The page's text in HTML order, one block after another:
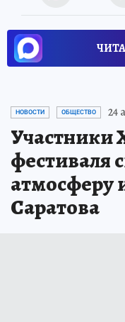
НОВОСТИ ОБЩЕСТВО 24
Участники
фестиваля
атмосферу
Саратова